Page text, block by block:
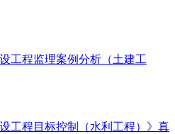
工程监理案例分析（土建工
工程目标控制（水利工程）》真